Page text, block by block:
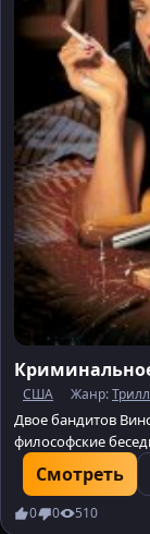
США Жанр:
Двое бандитов
философские
решением
Марселласа
Смотреть
0 0 510